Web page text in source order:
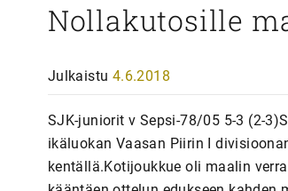
Nollakutosille
Julkaistu 4.6.2018
SJK-juniorit v Sepsi-78/05 5-3 (2-
ikäluokan Vaasan Piirin I
kentällä.Kotijoukkue oli maalin